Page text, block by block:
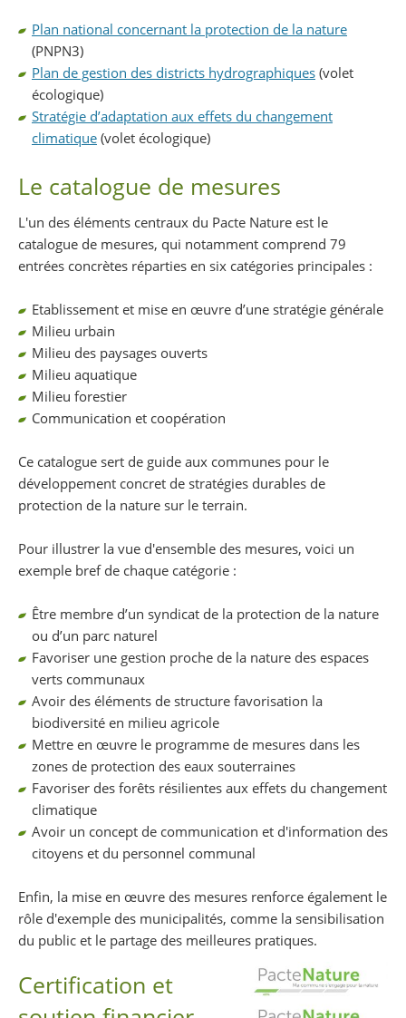
Plan national concernant la protection de la nature
(PNPN3)
Plan de gestion des districts hydrographiques (volet
écologique)
Stratégie d’adaptation aux effets du changement
climatique (volet écologique)
Le catalogue de mesures
L'un des éléments centraux du Pacte Nature est le
catalogue de mesures, qui notamment comprend 79
entrées concrètes réparties en six catégories principales :
Etablissement et mise en œuvre d’une stratégie générale
Milieu urbain
Milieu des paysages ouverts
Milieu aquatique
Milieu forestier
Communication et coopération
Ce catalogue sert de guide aux communes pour le
développement concret de stratégies durables de
protection de la nature sur le terrain.
Pour illustrer la vue d'ensemble des mesures, voici un
exemple bref de chaque catégorie :
Être membre d’un syndicat de la protection de la nature
ou d’un parc naturel
Favoriser une gestion proche de la nature des espaces
verts communaux
Avoir des éléments de structure favorisation la
biodiversité en milieu agricole
Mettre en œuvre le programme de mesures dans les
zones de protection des eaux souterraines
Favoriser des forêts résilientes aux effets du changement
climatique
Avoir un concept de communication et d'information des
citoyens et du personnel communal
Enfin, la mise en œuvre des mesures renforce également le
rôle d'exemple des municipalités, comme la sensibilisation
du public et le partage des meilleures pratiques.
Certification et